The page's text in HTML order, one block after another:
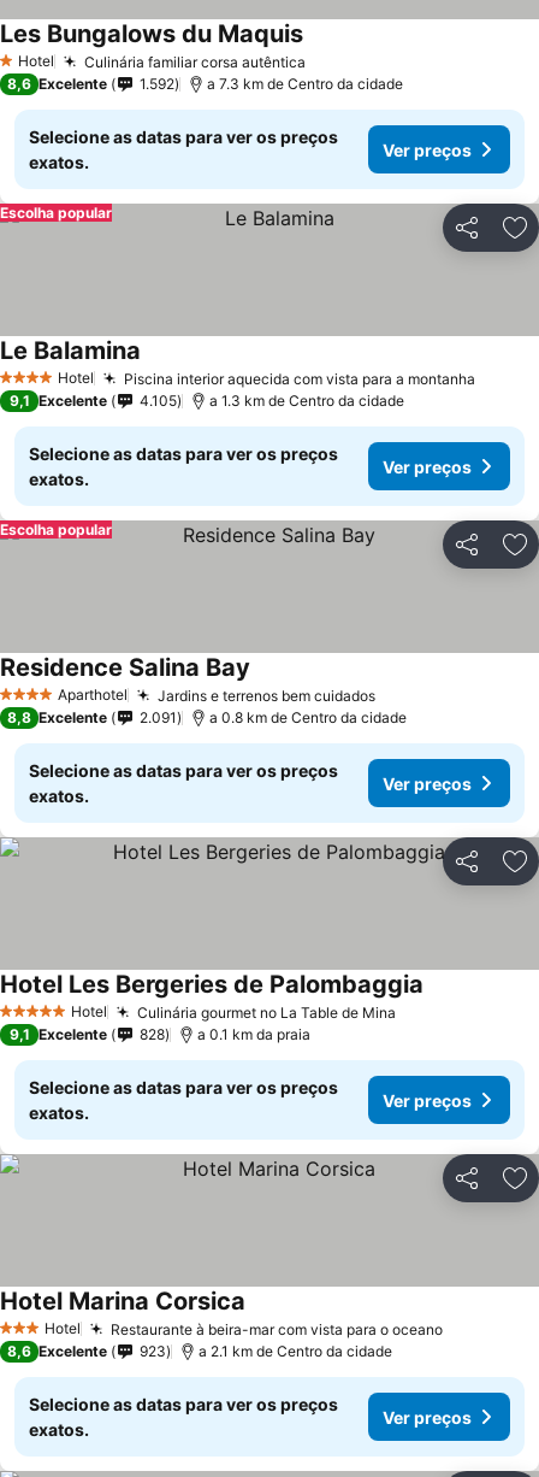
1 Estrelas
Hotel Culinária familiar corsa autêntica
Les Bungalows du Maquis
8,6 Excelente 1.592 a 7.3 km de Centro da cidade
Selecione as datas para ver os preços
exatos.
Ver preços
Partilhar
Escolha popular
4 EstrelasHotel Piscina interior aquecida com vista para a montanha
Le Balamina
9,1 Excelente 4.105 a 1.3 km de Centro da cidade
Selecione as datas para ver os preços
exatos.
Ver preços
Partilhar
Escolha popular
4 EstrelasAparthotel Jardins e terrenos bem cuidados
Residence Salina Bay
8,8 Excelente 2.091 a 0.8 km de Centro da cidade
Selecione as datas para ver os preços
exatos.
Ver preços
Partilhar
5 Estrelas Hotel Culinária gourmet no La Table de Mina
Hotel Les Bergeries de Palombaggia
9,1 Excelente 828 a 0.1 km da praia
Selecione as datas para ver os preços
exatos.
Ver preços
Partilhar
3 EstrelasHotel Restaurante à beira-mar com vista para o oceano
Hotel Marina Corsica
8,6 Excelente 923 a 2.1 km de Centro da cidade
Selecione as datas para ver os preços
exatos.
Ver preços